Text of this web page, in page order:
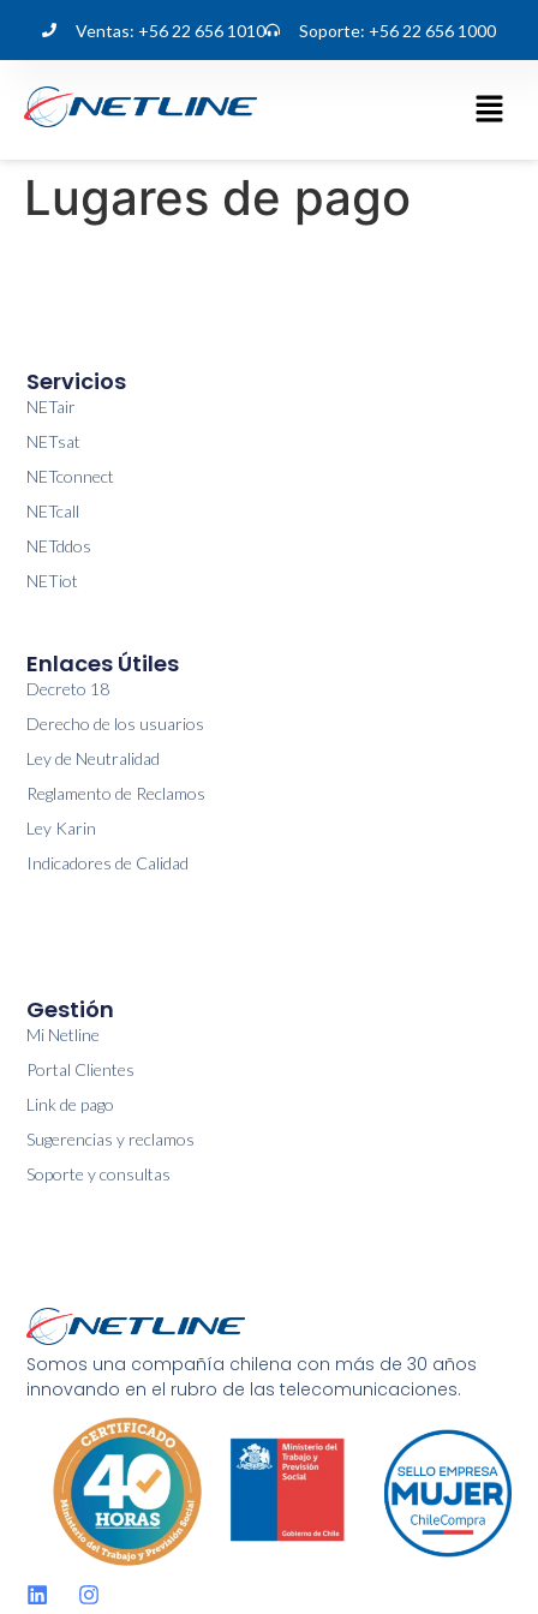
Ventas: +56 22 656 1010 Soporte: +56 22 656 1000
Lugares de pago
Somos una compañía chilena con más de 30 años
innovando en el rubro de las telecomunicaciones.
Servicios
NETair
NETsat
NETconnect
NETcall
NETddos
NETiot
Enlaces Útiles
Decreto 18
Derecho de los usuarios
Ley de Neutralidad
Reglamento de Reclamos
Ley Karin
Indicadores de Calidad
Gestión
Mi Netline
Portal Clientes
Link de pago
Sugerencias y reclamos
Soporte y consultas